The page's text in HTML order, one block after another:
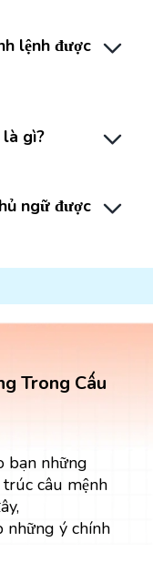
lệnh được
là gì?
ngữ được
Trong Cấu
bạn những
câu mệnh
những ý chính